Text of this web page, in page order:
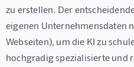
zu erstellen. Der
eigenen Unternehmensdaten
Webseiten), um die KI zu
hochgradig spezialisierte und